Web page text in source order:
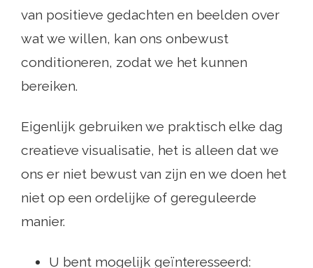
van positieve gedachten en beelden over
wat we willen, kan ons onbewust
conditioneren, zodat we het kunnen
bereiken.
Eigenlijk gebruiken we praktisch elke dag
creatieve visualisatie, het is alleen dat we
ons er niet bewust van zijn en we doen het
niet op een ordelijke of gereguleerde
manier.
U bent mogelijk geïnteresseerd: